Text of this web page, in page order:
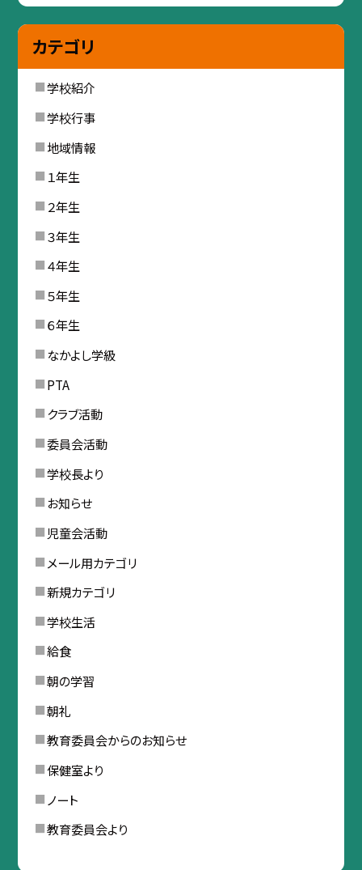
カテゴリ
学校紹介
学校行事
地域情報
１年生
２年生
３年生
４年生
５年生
６年生
なかよし学級
PTA
クラブ活動
委員会活動
学校長より
お知らせ
児童会活動
メール用カテゴリ
新規カテゴリ
学校生活
給食
朝の学習
朝礼
教育委員会からのお知らせ
保健室より
ノート
教育委員会より